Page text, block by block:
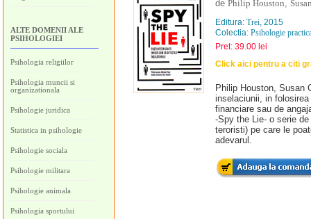
ALTE DOMENII ALE
PSIHOLOGIEI
Psihologia religiilor
Psihologia muncii si
organizationala
Psihologie juridica
Statistica in psihologie
Psihologie sociala
Psihologie militara
Psihologie animala
Psihologia sportului
de Philip Houston,
Editura: Trei, 2015
Colectia: Psihologie
Pret: 39.00 lei
Click aici pentru a citi
Philip Houston, Susan
inselaciunii, in
financiare sau de
-Spy the Lie- o serie
teroristi) pe care le
adevarul.